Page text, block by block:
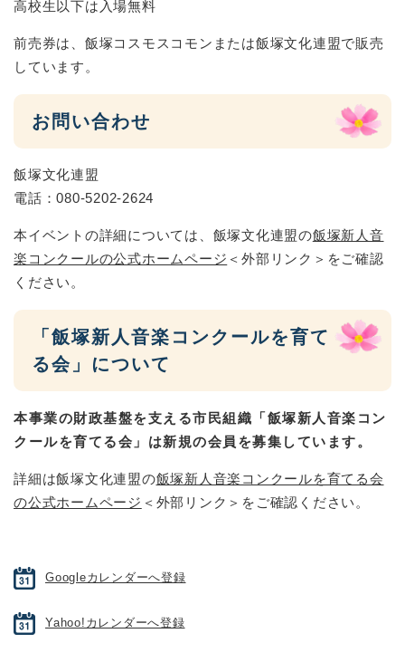
高校生以下は入場無料
前売券は、飯塚コスモスコモンまたは飯塚文化連盟で販売
しています。
お問い合わせ
飯塚文化連盟
電話：080-5202-2624
本イベントの詳細については、飯塚文化連盟の飯塚新人音
楽コンクールの公式ホームページ ＜外部リンク＞ をご確認
ください。
「飯塚新人音楽コンクールを育て
る会」について
本事業の財政基盤を支える市民組織「飯塚新人音楽コン
クールを育てる会」は新規の会員を募集しています。
詳細は飯塚文化連盟の飯塚新人音楽コンクールを育てる会
の公式ホームページ ＜外部リンク＞ をご確認ください。
Googleカレンダーへ登録
Yahoo!カレンダーへ登録